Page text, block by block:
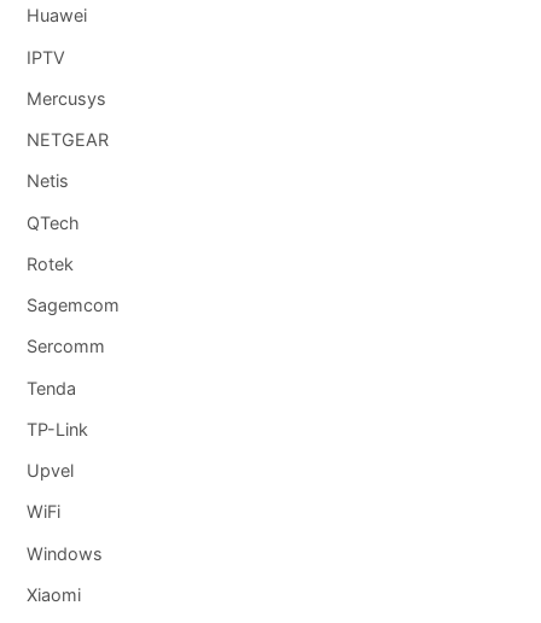
Huawei
IPTV
Mercusys
NETGEAR
Netis
QTech
Rotek
Sagemcom
Sercomm
Tenda
TP-Link
Upvel
WiFi
Windows
Xiaomi